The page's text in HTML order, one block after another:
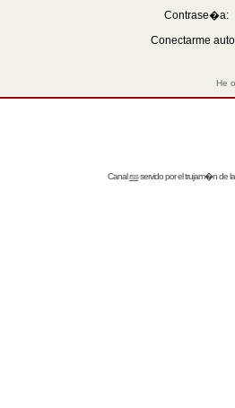
Contrase�a:
Conectarme
He
Canalrssservido por eltrujam�nde